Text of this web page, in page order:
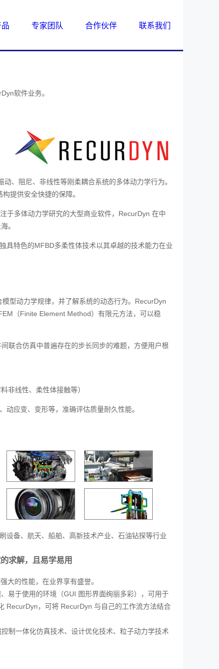
专家团队 合作伙伴 联系我们
软件业务。
、阻尼、非线性等刚柔耦合系统的多体动力学行为。
提供安全快捷的保障。
于多体动力学研究的大型商业软件，RecurDyn 在中
。
具特色的MFBD多柔性体技术以其卓越的技术能力在业
型动力学规律，并了解系统的动态行为。RecurDyn
（Finite Element Method）有限元方法，可以稳
联合仿真中普遍存在的步长同步的难题，方便用户根
非线性、柔性体接触等）
应变、变形等，准确评估质量耐久性能。
设备、航天、船舶、高新技术产业、石油钻探等行业
求解，且易学易用
大的性能，在业界享有盛誉。
易于使用的环境（GUI 图形界面绚丽多彩），可用于
RecurDyn，可将 RecurDyn 与自己的工作流方法结合
制一体化仿真技术、设计优化技术、粒子动力学技术